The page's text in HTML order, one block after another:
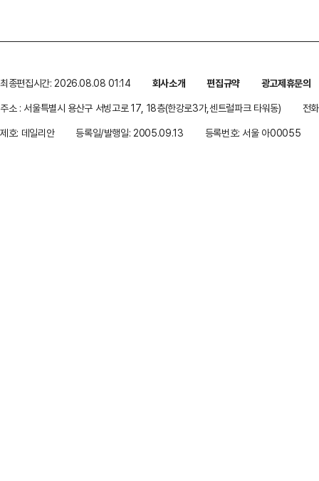
최종편집시간: 2026.08.08 01:14 회사소개 편집규약
광고제휴문의
주소 : 서울특별시 용산구 서빙고로 17, 18층(한강로3가,센트럴파크 타워동)
전
제호: 데일리안
등록일/발행일: 2005.09.13 등록번호: 서울 아00055